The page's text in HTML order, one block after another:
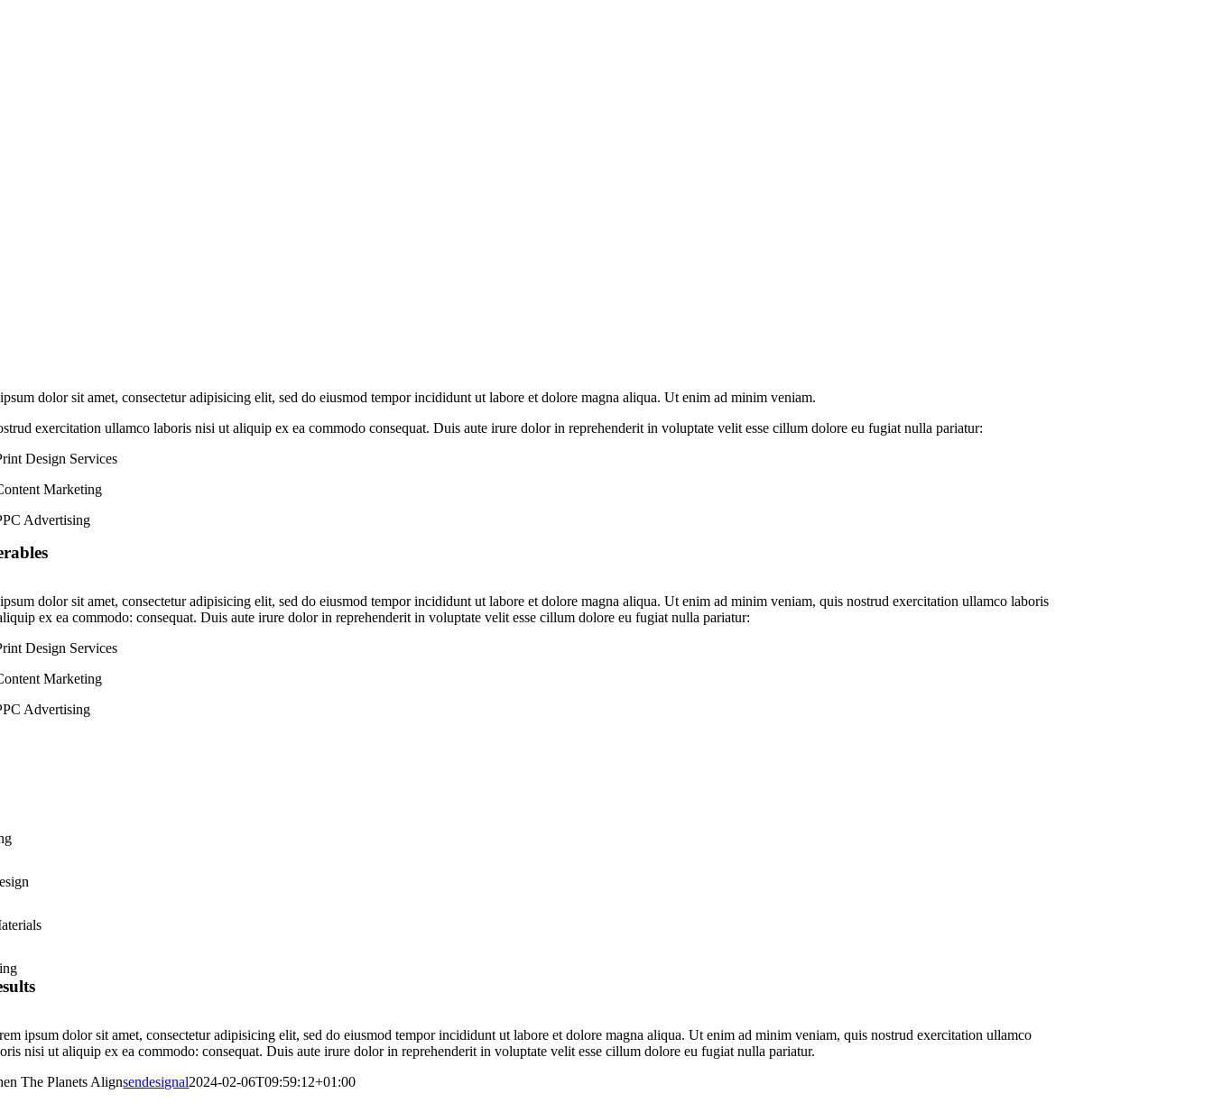
dolor sit amet, consectetur adipisicing elit, sed do eiusmod tempor incididunt ut labore et dolore magna aliqua. Ut enim ad minim veniam.
exercitation ullamco laboris nisi ut aliquip ex ea commodo consequat. Duis aute irure dolor in reprehenderit in voluptate velit esse cillum dolore eu fugiat nulla pariatur:
Design Services
Marketing
Advertising
dolor sit amet, consectetur adipisicing elit, sed do eiusmod tempor incididunt ut labore et dolore magna aliqua. Ut enim ad minim veniam, quis nostrud exercitation ullamco laboris
ex ea commodo: consequat. Duis aute irure dolor in reprehenderit in voluptate velit esse cillum dolore eu fugiat nulla pariatur:
Design Services
Marketing
Advertising
ipsum dolor sit amet, consectetur adipisicing elit, sed do eiusmod tempor incididunt ut labore et dolore magna aliqua. Ut enim ad minim veniam, quis nostrud exercitation ullamco
nisi ut aliquip ex ea commodo: consequat. Duis aute irure dolor in reprehenderit in voluptate velit esse cillum dolore eu fugiat nulla pariatur.
The Planets Alignsendesignal2024-02-06T09:59:12+01:00